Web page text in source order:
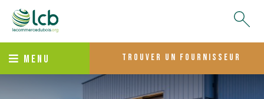
MENU trouver un fournisseur